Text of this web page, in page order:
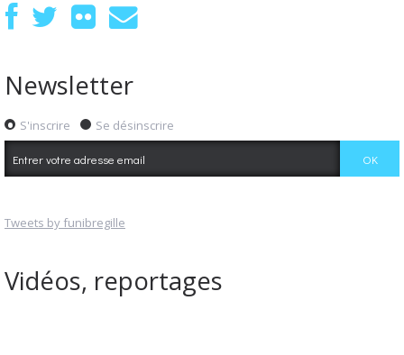
Newsletter
S'inscrire Se désinscrire
Tweets by funibregille
Vidéos, reportages